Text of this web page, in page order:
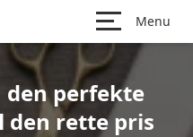
Menu
den perfekte
rette pris